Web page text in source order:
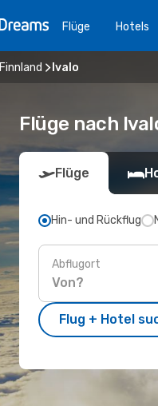
Flüge Hotels
Finnland Ivalo
Flüge nach
Flüge
Hin- und Rückflug
Abflugort
Flug + Hotel